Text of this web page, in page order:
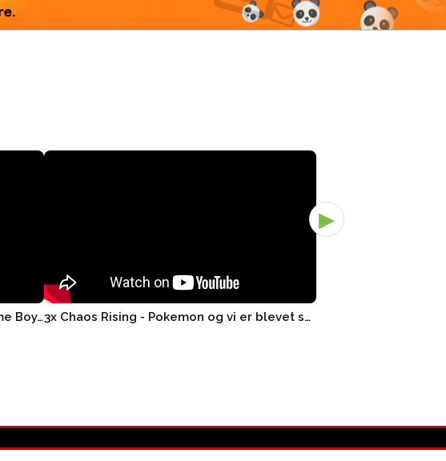
Retro Pokémon, Mario & Zelda på Game Boy, Nintendo Switch .. 3x Chaos Rising - Pokemon og vi er blevet smidt ud! - Pand..
▶